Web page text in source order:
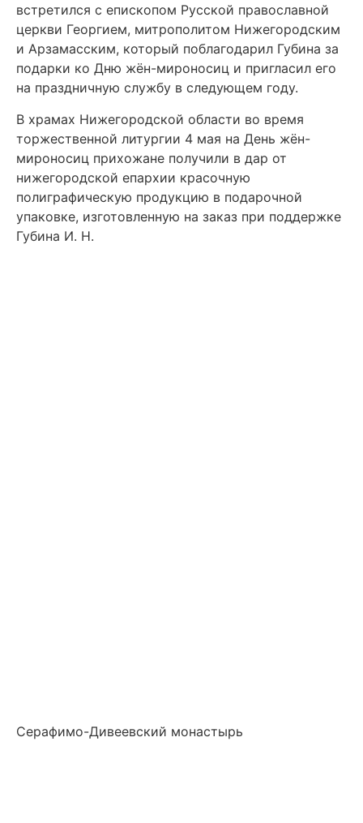
встретился с епископом Русской православной
церкви Георгием, митрополитом Нижегородским
и Арзамасским, который поблагодарил Губина за
подарки ко Дню жён-мироносиц и пригласил его
на праздничную службу в следующем году.
В храмах Нижегородской области во время
торжественной литургии 4 мая на День жён-
мироносиц прихожане получили в дар от
нижегородской епархии красочную
полиграфическую продукцию в подарочной
упаковке, изготовленную на заказ при поддержке
Губина И. Н.
Серафимо-Дивеевский монастырь